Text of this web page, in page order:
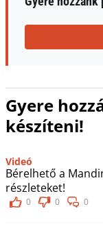
Gyere
készíteni!
Videó
Bérelhető a
részleteket!
0 0 0